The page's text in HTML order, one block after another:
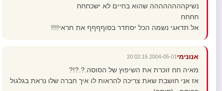
נשיקהההההההה שהוא בחיים לא ישכחחח
חחחח
אל תדאגי נשמה הכל יסתדר בסוףףףף את תראי!!!!
אנונימי 2004-05-01 20:02:15
מאיה חח זוכרת את השיפוץ של הסוסה.?.?!?
אז אני חושבת שאת צריכה להראות לו איך חברה שלו נראת בגלגול